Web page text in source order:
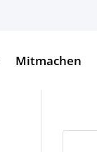
Mitmachen